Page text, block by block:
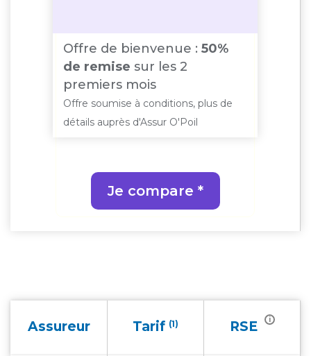
Offre de bienvenue : 50%
de remise sur les 2
premiers mois
Offre soumise à conditions, plus de
détails auprès d'Assur O'Poil
Je compare *
Assureur Tarif (1) RSE i